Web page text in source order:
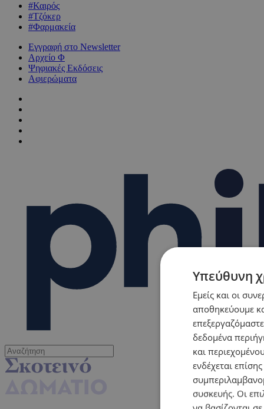
#Καιρός
#Τζόκερ
#Φαρμακεία
Εγγραφή στο Newsletter
Αρχείο Φ
Ψηφιακές Εκδόσεις
Αφιερώματα
Υπεύθυνη
Εμείς και οι
αποθηκεύουμε
δεδομένα
και
ενδέχεται
συσκευής. Οι